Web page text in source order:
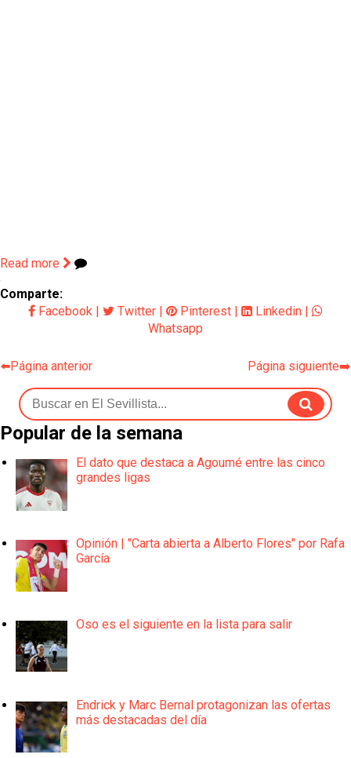
Read more
Comparte:
Facebook | Twitter | Pinterest | Linkedin |
Whatsapp
⬅️Página anterior Página siguiente➡️
Popular de la semana
El dato que destaca a Agoumé entre las cinco
grandes ligas
Opinión | "Carta abierta a Alberto Flores" por Rafa
García
Oso es el siguiente en la lista para salir
Endrick y Marc Bernal protagonizan las ofertas
más destacadas del día